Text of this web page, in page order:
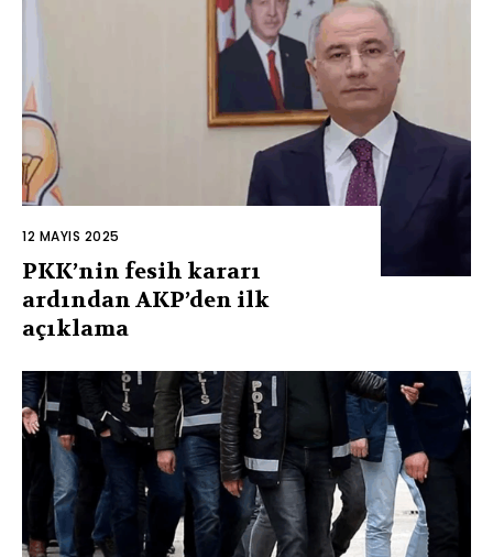
12 MAYIS 2025
PKK’nin fesih kararı
ardından AKP’den ilk
açıklama